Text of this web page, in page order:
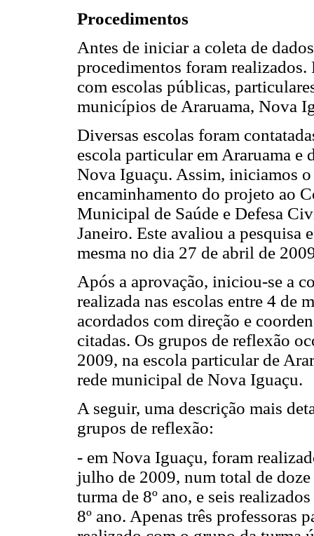
Procedimentos
Antes de iniciar a coleta de
procedimentos foram
com escolas públicas,
municípios de Araruama, Nova
Diversas escolas foram
escola particular em Araruama e
Nova Iguaçu. Assim, iniciamos
encaminhamento do projeto ao
Municipal de Saúde e Defesa
Janeiro. Este avaliou a pesquisa
mesma no dia 27 de abril de
Após a aprovação, iniciou-se a
realizada nas escolas entre 4 de
acordados com direção e
citadas. Os grupos de reflexão
2009, na escola particular de
rede municipal de Nova Iguaçu.
A seguir, uma descrição mais
grupos de reflexão:
- em Nova Iguaçu, foram
julho de 2009, num total de
turma de 8º ano, e seis
8º ano. Apenas três professoras